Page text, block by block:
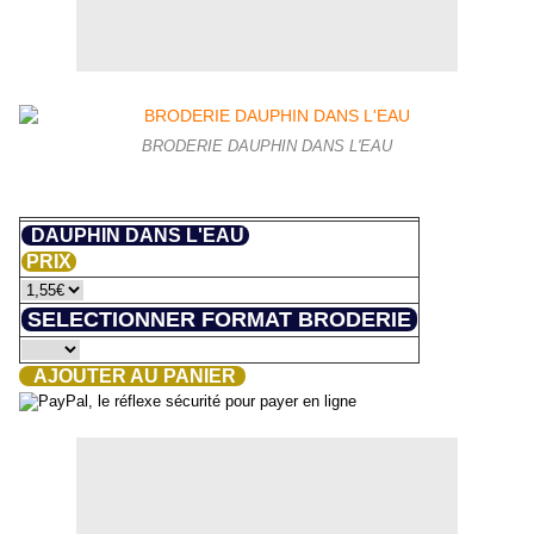
BRODERIE DAUPHIN DANS L'EAU
DAUPHIN DANS L'EAU
PRIX
SELECTIONNER FORMAT BRODERIE
AJOUTER AU PANIER